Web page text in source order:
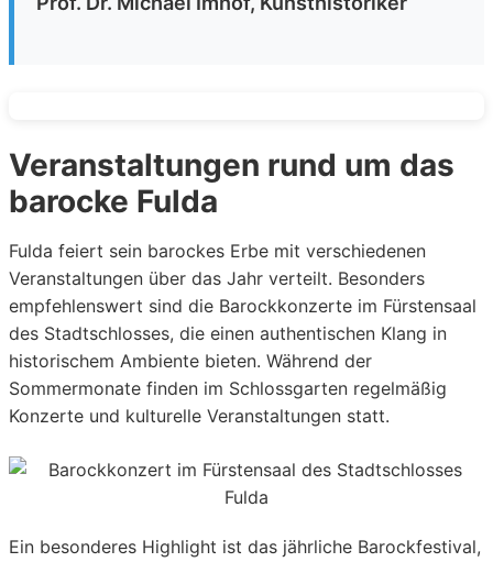
Veranstaltungen rund um das
barocke Fulda
Fulda feiert sein barockes Erbe mit verschiedenen
Veranstaltungen über das Jahr verteilt. Besonders
empfehlenswert sind die Barockkonzerte im Fürstensaal
des Stadtschlosses, die einen authentischen Klang in
historischem Ambiente bieten. Während der
Sommermonate finden im Schlossgarten regelmäßig
Konzerte und kulturelle Veranstaltungen statt.
Ein besonderes Highlight ist das jährliche Barockfestival,